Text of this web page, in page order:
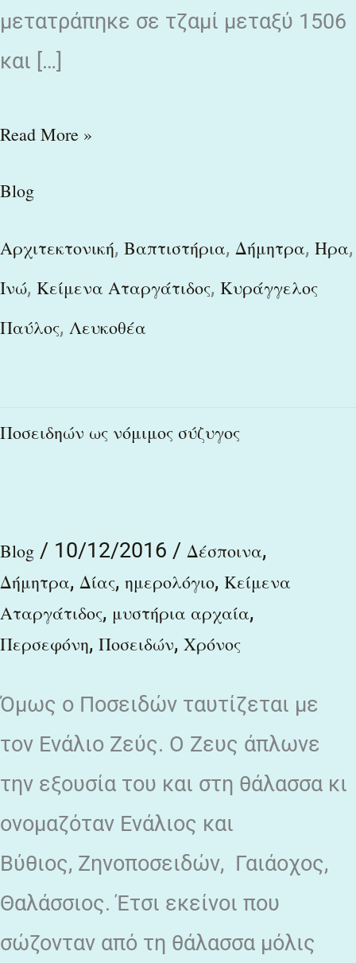
μετατράπηκε σε τζαμί μεταξύ 1506
και […]
Read More »
Blog
Αρχιτεκτονική, Βαπτιστήρια, Δήμητρα, Ηρα,
Ινώ, Κείμενα Αταργάτιδος, Κυράγγελος
Παύλος, Λευκοθέα
Ποσειδηών ως νόμιμος σύζυγος
Blog / 10/12/2016 / Δέσποινα,
Δήμητρα, Δίας, ημερολόγιο, Κείμενα
Αταργάτιδος, μυστήρια αρχαία,
Περσεφόνη, Ποσειδών, Χρόνος
Όμως ο Ποσειδών ταυτίζεται με
τον Ενάλιο Ζεύς. Ο Ζευς άπλωνε
την εξουσία του και στη θάλασσα κι
ονομαζόταν Ενάλιος και
Βύθιος, Zηνοποσειδών, Γαιάοχος,
Θαλάσσιος. Έτσι εκείνοι που
σώζονταν από τη θάλασσα μόλις
Ποσειδηών